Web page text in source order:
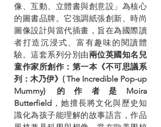
像、互動、立體書與創意設」為核心
的圖書品牌。它強調紙張創新、時尚
圖像設計與當代插畫，旨在為國際讀
者打造沉浸式、富有趣味的閱讀體
驗。這套系列分別由兩位英國知名兒
童作家所創作：第一本《不可思議系
列：木乃伊》( The Incredible Pop-up
Mummy) 的作者是Moira
Butterfield ，她擅長將文化與歷史知
識化為孩子能理解的故事語言，作品